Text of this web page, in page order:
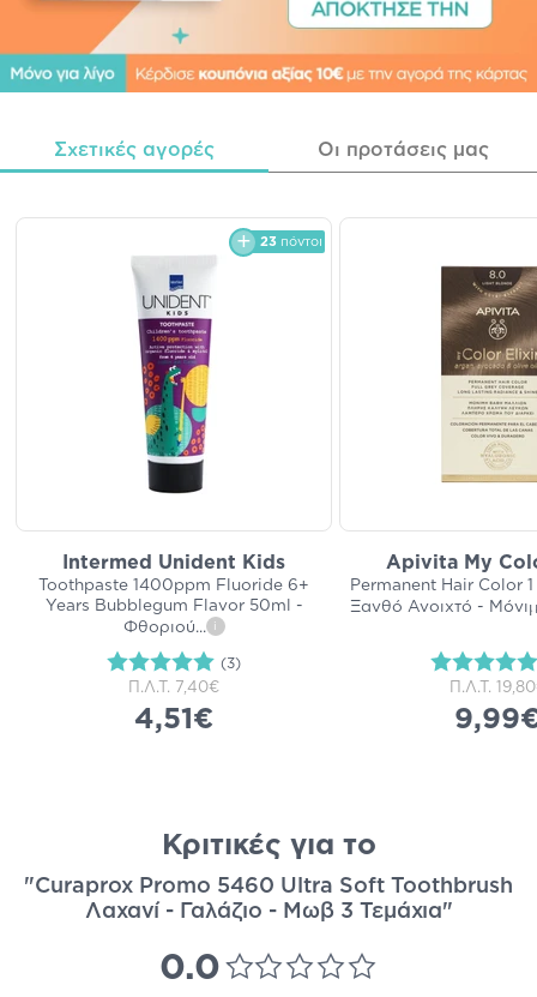
Σχετικές αγορές Οι προτάσεις μας
23 πόντοι
Intermed Unident Kids
Toothpaste 1400ppm Fluoride 6+
Years Bubblegum Flavor 50ml -
Φθοριού... i
(3)
Π.Λ.Τ. 7,40€
4,51€
Apivita My
Permanent Hair Color
Ξανθό Ανοιχτό -
Π.Λ.Τ.
Κριτικές για το
"Curaprox Promo 5460 Ultra Soft Toothbrush
Λαχανί - Γαλάζιο - Μωβ 3 Τεμάχια"
0.0